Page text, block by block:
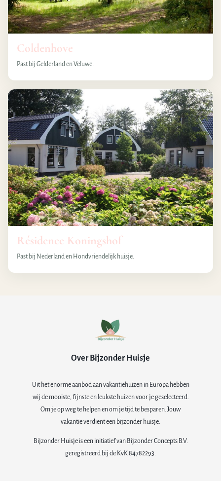
Coldenhove
Past bij Gelderland en Veluwe.
Résidence Koningshof
Past bij Nederland en Hondvriendelijk huisje.
Over Bijzonder Huisje
Uit het enorme aanbod aan vakantiehuizen in Europa hebben
wij de mooiste, fijnste en leukste huizen voor je geselecteerd.
Om je op weg te helpen en om je tijd te besparen. Jouw
vakantie verdient een bijzonder huisje.
Bijzonder Huisje is een initiatief van Bijzonder Concepts B.V.
geregistreerd bij de KvK 84782293.